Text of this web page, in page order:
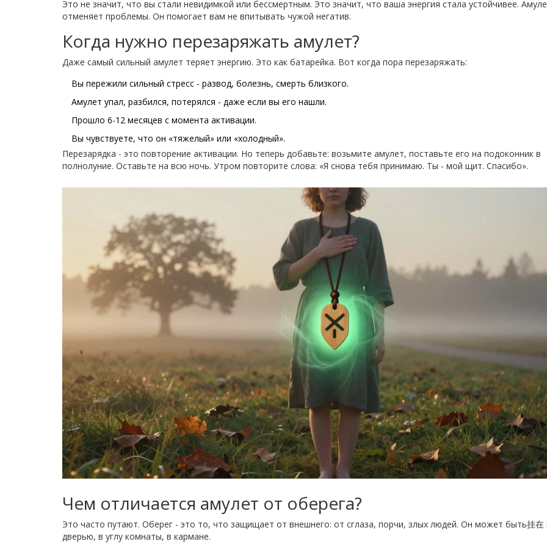
Это не значит, что вы стали невидимкой или бессмертным. Это значит, что ваша энергия стала устойчивее.
отменяет проблемы. Он помогает вам не впитывать чужой негатив.
Когда нужно перезаряжать амулет?
Даже самый сильный амулет теряет энергию. Это как батарейка. Вот когда пора перезаряжать:
Вы пережили сильный стресс - развод, болезнь, смерть близкого.
Амулет упал, разбился, потерялся - даже если вы его нашли.
Прошло 6-12 месяцев с момента активации.
Вы чувствуете, что он «тяжелый» или «холодный».
Перезарядка - это повторение активации. Но теперь добавьте: возьмите амулет, поставьте его на подоконник в
полнолуние. Оставьте на всю ночь. Утром повторите слова: «Я снова тебя принимаю. Ты - мой щит. Спасибо».
Чем отличается амулет от оберега?
Это часто путают. Оберег - это то, что защищает от внешнего: от сглаза, порчи, злых людей. Он может быть挂在
дверью, в углу комнаты, в кармане.